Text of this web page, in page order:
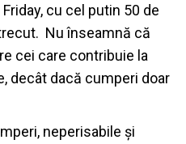
cu cel putin 50 de
Nu înseamnă că
cei care contribuie la
decât dacă cumperi doar
neperisabile și